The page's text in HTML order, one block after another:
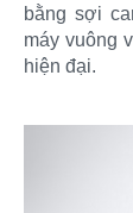
bằng sợi
máy vuông
hiện đại.